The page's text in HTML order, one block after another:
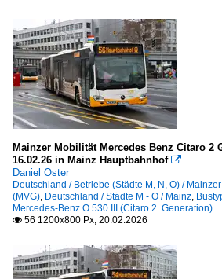
Mainzer Mobilität Mercedes Benz Citaro 2
16.02.26 in Mainz Hauptbahnhof 
Daniel Oster
Deutschland / Betriebe (Städte M, N, O) /
(MVG), Deutschland / Städte M - O / Mainz,
Mercedes-Benz O 530 III (Citaro 2. Generation)
 56 1200x800 Px, 20.02.2026